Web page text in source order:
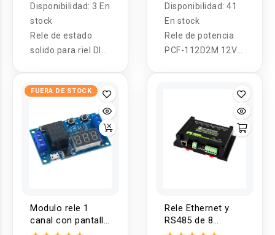
Disponibilidad: 3 En
stock
Rele de estado
solido para riel DIN
60DA/100DA
Disponibilidad: 41
En stock
Rele de potencia
PCF-112D2M 12V
FUERA DE STOCK
Modulo rele 1
canal con pantalla
JZ-801
Rele Ethernet y
RS485 de 8
Canales